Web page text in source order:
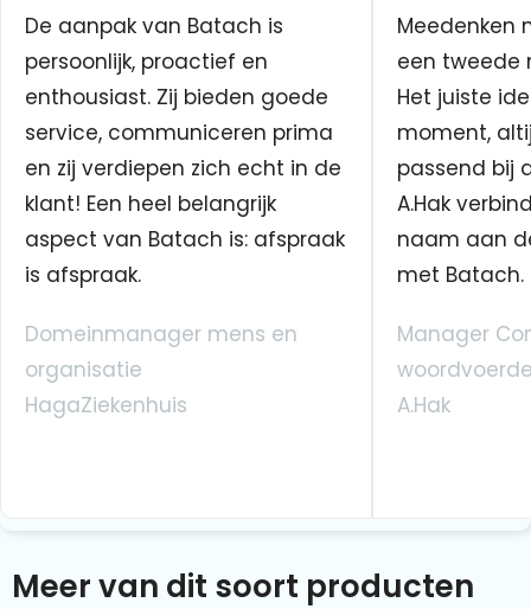
De aanpak van Batach is
persoonlijk, proactief en
enthousiast. Zij bieden goede
service, communiceren prima
en zij verdiepen zich echt in de
klant! Een heel belangrijk
aspect van Batach is: afspraak
is afspraak.
Domeinmanager mens en
organisatie
HagaZiekenhuis
Meedenken
een tweede
Het juiste
moment,
passend bij
A.Hak
naam aan
met Batach.
Manager
A.Hak
Meer van dit soort producten